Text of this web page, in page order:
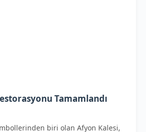
Tamamlandı
biri olan Afyon Kalesi,